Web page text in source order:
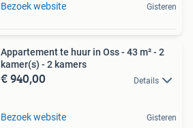
Bezoek website Gisteren
Appartement te huur in Oss - 43 m² - 2
kamer(s) - 2 kamers
€ 940,00 Details
Bezoek website Gisteren